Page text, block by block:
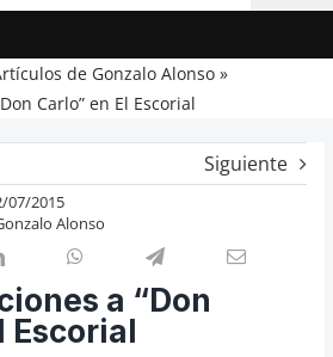
de Gonzalo Alonso
Carlo” en El Escorial
Siguiente
07/2015
Alonso
a “Don
Escorial